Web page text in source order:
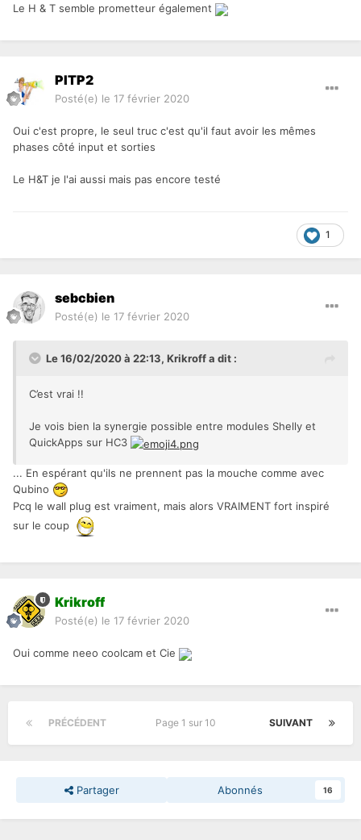
Le H & T semble prometteur également
PITP2
Posté(e) le 17 février 2020
Oui c'est propre, le seul truc c'est qu'il faut avoir les mêmes
phases côté input et sorties
Le H&T je l'ai aussi mais pas encore testé
1
sebcbien
Posté(e) le 17 février 2020
Le 16/02/2020 à 22:13, Krikroffa dit :
C’est vrai !!
Je vois bien la synergie possible entre modules Shelly et
QuickApps sur HC3
... En espérant qu'ils ne prennent pas la mouche comme avec
Qubino
Pcq le wall plug est vraiment, mais alors VRAIMENT fort inspiré
sur le coup
Krikroff
Posté(e) le 17 février 2020
Oui comme neeo coolcam et Cie
PRÉCÉDENT SUIVANT
Page 1 sur 10
Partager Abonnés 16